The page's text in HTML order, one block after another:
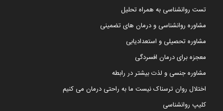
تست روانشناسی به همراه تحلیل
مشاوره روانشناسی و درمان های تضمینی
مشاوره تحصیلی و استعدادیابی
معجزه برای درمان افسردگی
مشاوره جنسی و لذت بیشتر در رابطه
اختلال روان ترسناک نیست ما به راحتی درمان می کنیم
کلیپ روانشناسی